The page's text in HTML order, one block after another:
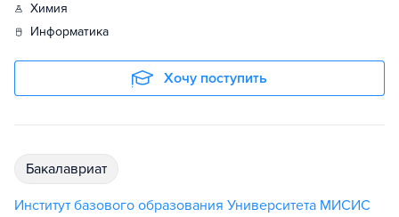
химия
информатика
Хочу поступить
бакалавриат
Институт базового образования Университета МИСИС